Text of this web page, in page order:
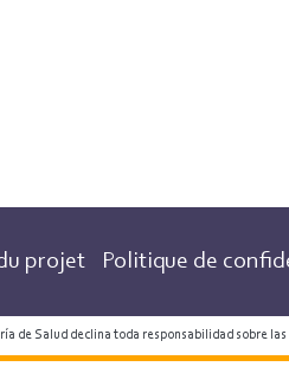
projet Politique de
de Salud declina toda responsabilidad sobre